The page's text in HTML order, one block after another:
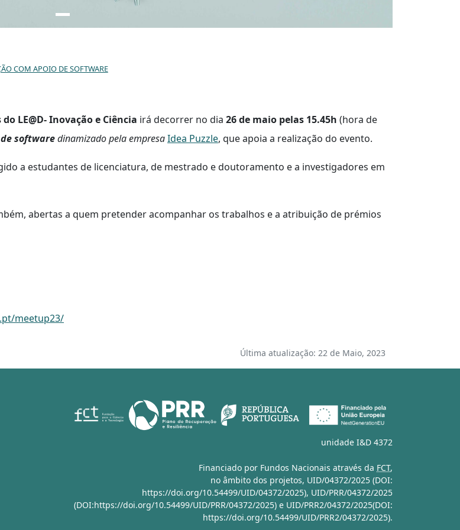
COM APOIO DE SOFTWARE
LE@D- Inovação e Ciência irá decorrer no dia 26 de maio pelas 15.45h (hora de
softwaredinamizado pela empresaIdea Puzzle, que apoia a realização do evento.
a estudantes de licenciatura, de mestrado e doutoramento e a investigadores em
abertas a quem pretender acompanhar os trabalhos e a atribuição de prémios
meetup23/
Última atualização: 22 de Maio, 2023
unidade I&D 4372
Financiado por Fundos Nacionais através da FCT,
no âmbito dos projetos, UID/04372/2025 (DOI:
https://doi.org/10.54499/UID/04372/2025), UID/PRR/04372/2025
(DOI:https://doi.org/10.54499/UID/PRR/04372/2025) e UID/PRR2/04372/2025(DOI:
https://doi.org/10.54499/UID/PRR2/04372/2025).